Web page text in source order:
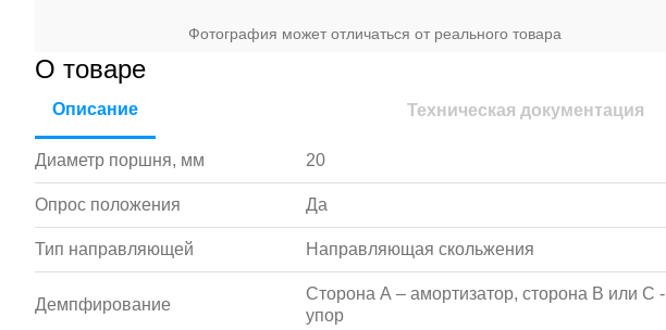
Фотография может отличаться от реального товара
О товаре
Описание Техническая документация
Диаметр поршня, мм 20
Опрос положения Да
Тип направляющей Направляющая скольжения
Демпфирование
Сторона А – амортизатор, сторона В или С -
упор